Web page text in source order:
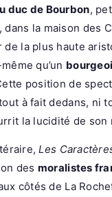
duc de Bourbon,
dans la maison des
la plus haute
qu’un
position de
à fait dedans, ni
la lucidité de son
Les
des moralistes
côtés de La